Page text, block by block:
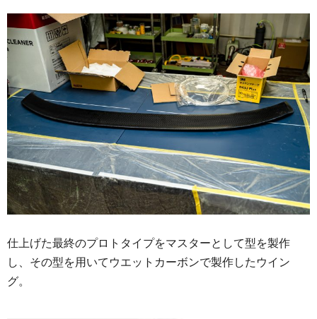
仕上げた最終のプロトタイプをマスターとして型を製作
し、その型を用いてウエットカーボンで製作したウイン
グ。